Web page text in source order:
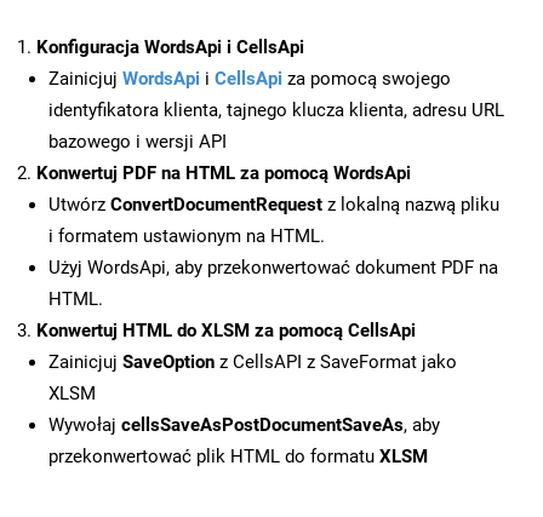
Konfiguracja WordsApi i CellsApi
Zainicjuj WordsApi i CellsApi za pomocą swojego
identyfikatora klienta, tajnego klucza klienta, adresu URL
bazowego i wersji API
Konwertuj PDF na HTML za pomocą WordsApi
Utwórz ConvertDocumentRequest z lokalną nazwą pliku
i formatem ustawionym na HTML.
Użyj WordsApi, aby przekonwertować dokument PDF na
HTML.
Konwertuj HTML do XLSM za pomocą CellsApi
Zainicjuj SaveOption z CellsAPI z SaveFormat jako
XLSM
Wywołaj cellsSaveAsPostDocumentSaveAs, aby
przekonwertować plik HTML do formatu XLSM